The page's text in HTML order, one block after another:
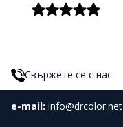
Свържете се с нас
e-mail: info@drcolor.net